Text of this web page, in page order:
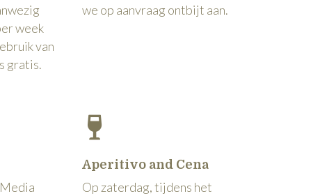
week
van
gratis.
we op aanvraag ontbijt aan.
Aperitivo and Cena
Op zaterdag, tijdens het